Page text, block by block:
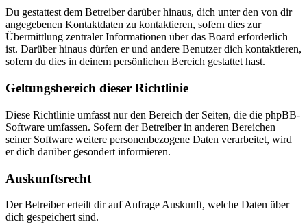
Du gestattest dem Betreiber darüber hinaus, dich unter den von dir
angegebenen Kontaktdaten zu kontaktieren, sofern dies zur
Übermittlung zentraler Informationen über das Board erforderlich
ist. Darüber hinaus dürfen er und andere Benutzer dich kontaktieren,
sofern du dies in deinem persönlichen Bereich gestattet hast.
Geltungsbereich dieser Richtlinie
Diese Richtlinie umfasst nur den Bereich der Seiten, die die phpBB-
Software umfassen. Sofern der Betreiber in anderen Bereichen
seiner Software weitere personenbezogene Daten verarbeitet, wird
er dich darüber gesondert informieren.
Auskunftsrecht
Der Betreiber erteilt dir auf Anfrage Auskunft, welche Daten über
dich gespeichert sind.